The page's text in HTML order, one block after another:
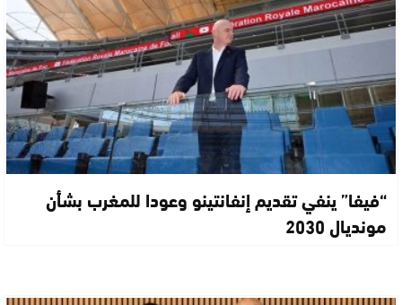
“فيفا” ينفي تقديم إنفانتينو وعودا للمغرب بشأن
مونديال 2030